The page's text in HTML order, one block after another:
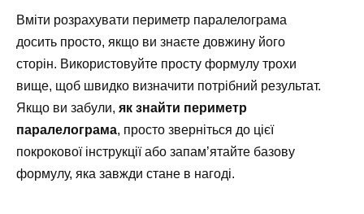
Вміти розрахувати периметр паралелограма
досить просто, якщо ви знаєте довжину його
сторін. Використовуйте просту формулу трохи
вище, щоб швидко визначити потрібний результат.
Якщо ви забули, як знайти периметр
паралелограма, просто зверніться до цієї
покрокової інструкції або запам’ятайте базову
формулу, яка завжди стане в нагоді.